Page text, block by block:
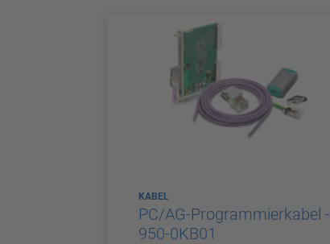
KABEL
PC/AG-Programmierkabel -
950-0KB01